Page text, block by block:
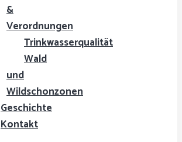
&
Verordnungen
Trinkwasserqualität
Wald
und
Wildschonzonen
Geschichte
Kontakt